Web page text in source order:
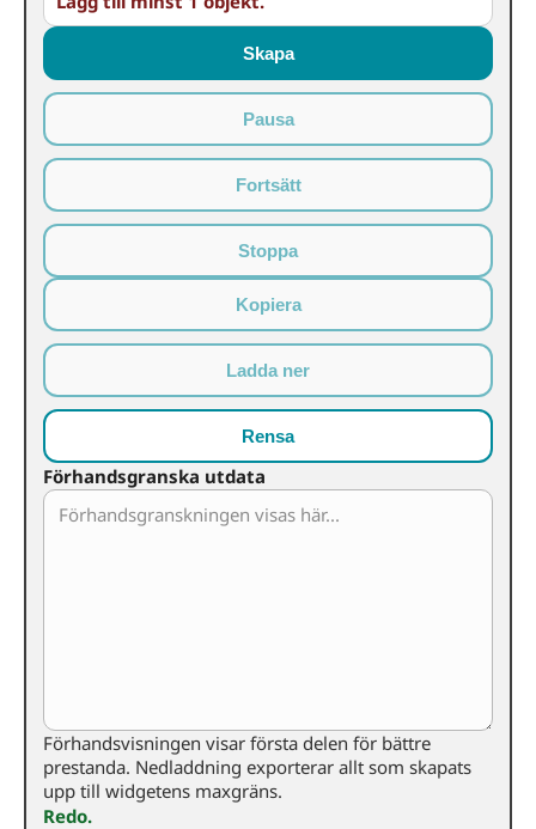
Skapa
Pausa
Fortsätt
Stoppa
Kopiera
Ladda ner
Rensa
Förhandsgranska utdata
Förhandsvisningen visar första delen för bättre
prestanda. Nedladdning exporterar allt som skapats
upp till widgetens maxgräns.
Redo.